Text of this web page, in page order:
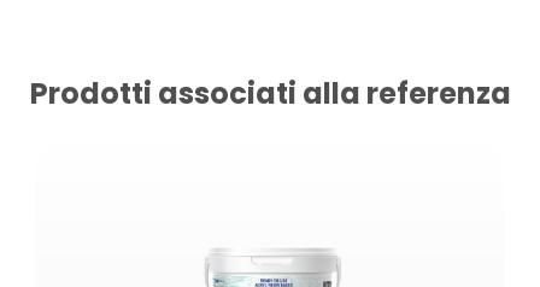
Prodotti associati alla referenza